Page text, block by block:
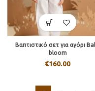
Βαπτιστικό σετ για αγόρι
bloom
€160.00